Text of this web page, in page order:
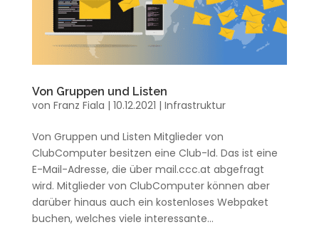
Von Gruppen und Listen
von Franz Fiala | 10.12.2021 | Infrastruktur
Von Gruppen und Listen Mitglieder von
ClubComputer besitzen eine Club-Id. Das ist eine
E-Mail-Adresse, die über mail.ccc.at abgefragt
wird. Mitglieder von ClubComputer können aber
darüber hinaus auch ein kostenloses Webpaket
buchen, welches viele interessante...